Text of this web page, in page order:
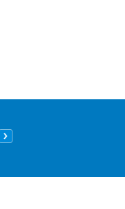
Nên lát sàn gỗ hay sàn nhựa
09/05